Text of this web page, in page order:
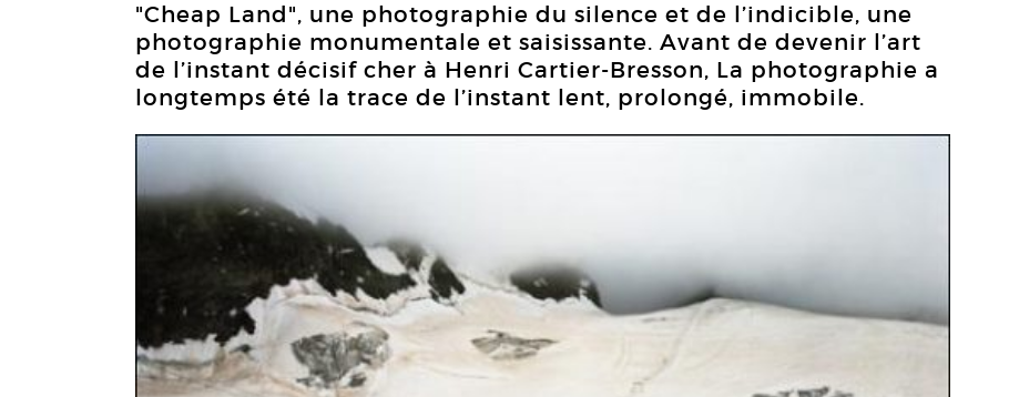
"Cheap Land", une photographie du silence et de l’indicible, une
photographie monumentale et saisissante. Avant de devenir l’art
de l’instant décisif cher à Henri Cartier-Bresson, La photographie a
longtemps été la trace de l’instant lent, prolongé, immobile.